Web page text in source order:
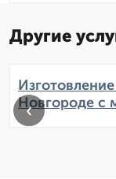
Другие
Новгороде с
‹